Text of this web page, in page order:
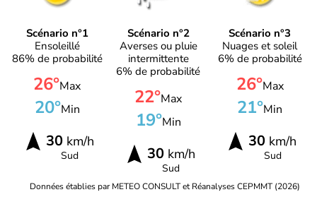
Scénario n°1
Ensoleillé
86% de probabilité
26°Max
20°Min
30km/h
Sud
Scénario n°2
Averses ou pluie
intermittente
6% de probabilité
22°Max
19°Min
30km/h
Sud
Scénario n°3
Nuages et soleil
6% de probabilité
26°Max
21°Min
30 km/h
Sud
Données établies par METEO CONSULT et Réanalyses CEPMMT (2026)